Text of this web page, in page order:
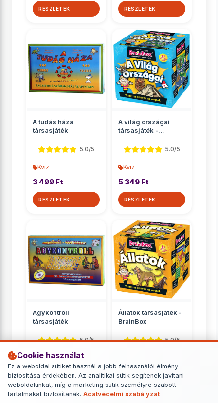
Cookie használat
Ez a weboldal sütiket használ a jobb felhasználói élmény
biztosítása érdekében. Az analitikai sütik segítenek javítani
weboldalunkat, míg a marketing sütik személyre szabott
tartalmakat biztosítanak. Adatvédelmi szabályzat
RÉSZLETEK RÉSZLETEK
A tudás háza
társasjáték
5.0/5
Kvíz
3 499 Ft
RÉSZLETEK
A világ országai
társasjáték -
5.0/5
Kvíz
5 349 Ft
RÉSZLETEK
Agykontroll
társasjáték
5.0/5
Kvíz
3 499 Ft
RÉSZLETEK
Állatok társasjáték -
BrainBox
5.0/5
5 649 Ft
RÉSZLETEK